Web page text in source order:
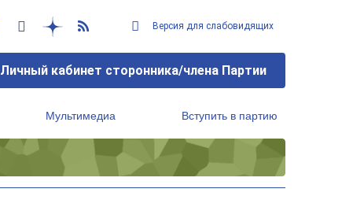
Версия для слабовидящих
Личный кабинет сторонника/члена Партии
Мультимедиа Вступить в партию